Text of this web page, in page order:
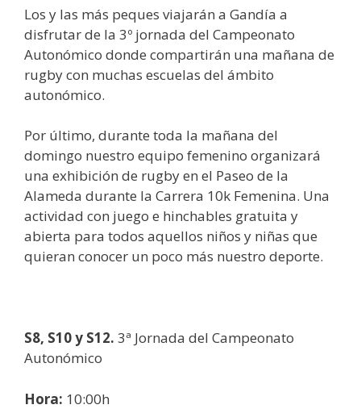
Los y las más peques viajarán a Gandía a
disfrutar de la 3º jornada del Campeonato
Autonómico donde compartirán una mañana de
rugby con muchas escuelas del ámbito
autonómico.
Por último, durante toda la mañana del
domingo nuestro equipo femenino organizará
una exhibición de rugby en el Paseo de la
Alameda durante la Carrera 10k Femenina. Una
actividad con juego e hinchables gratuita y
abierta para todos aquellos niños y niñas que
quieran conocer un poco más nuestro deporte.
S8, S10 y S12. 3ª Jornada del Campeonato
Autonómico
Hora: 10:00h